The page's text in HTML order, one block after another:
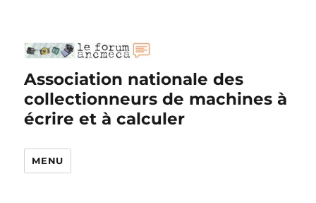
Association nationale des
collectionneurs de machines à
écrire et à calculer
MENU